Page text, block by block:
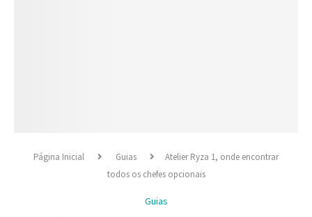
Página Inicial Guias
Atelier Ryza 1, onde encontrar
todos os chefes opcionais
Guias